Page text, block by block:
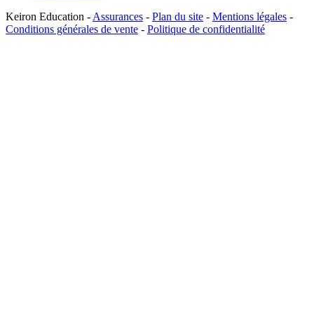
Keiron Education - Assurances - Plan du site - Mentions légales -
Conditions générales de vente - Politique de confidentialité